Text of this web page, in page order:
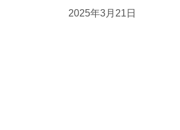
2025年3月21日